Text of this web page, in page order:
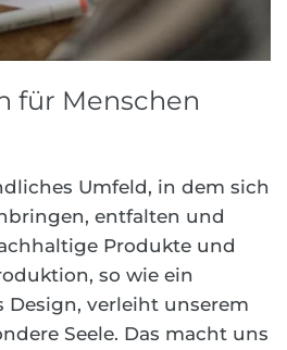
für Menschen
Umfeld, in dem sich
entfalten und
Produkte und
so wie ein
Design, verleiht unserem
Seele. Das macht uns